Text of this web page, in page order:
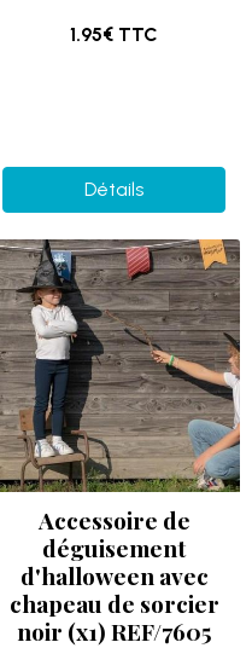
1.95€ TTC
Détails
Accessoire de
déguisement
d'halloween avec
chapeau de sorcier
noir (x1) REF/7605